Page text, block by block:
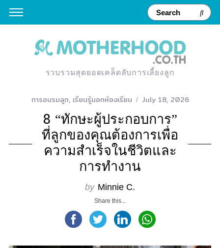
รวบรวมสุดยอดเคล็ดลับการเลี้ยงลูก
การอบรมลูก, เรียนรู้นอกห้องเรียน July 18, 2026
8 “ทักษะผู้ประกอบการ”
ที่ลูกของคุณต้องการเพื่อ
ความสำเร็จในชีวิตและ
การทำงาน
by Minnie C.
Share this...